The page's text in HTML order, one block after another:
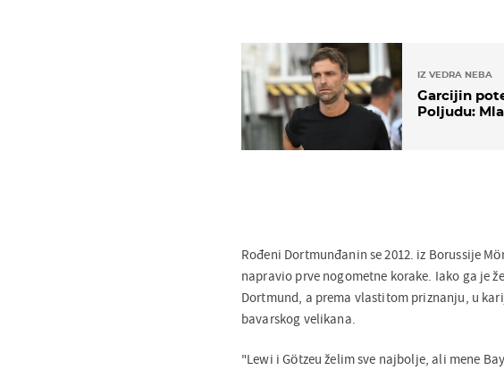
IZ VEDRA NEBA
Garcijin
Poljudu:
Rođeni Dortmunđanin se 2012. iz Borussije
napravio prve nogometne korake. Iako ga je
Dortmund, a prema vlastitom priznanju, u
bavarskog velikana.
"Lewi i Götzeu želim sve najbolje, ali mene